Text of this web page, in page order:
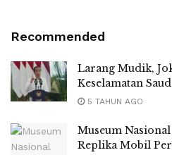
Recommended
Larang Mudik,
Keselamatan
5 TAHUN AGO
Museum
Replika Mobil